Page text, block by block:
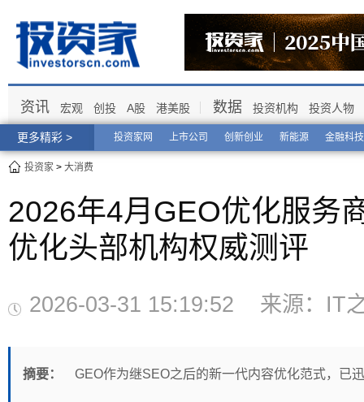
更多精彩 > 投资家网 上市公司 创新创业 新能源 金融科技
资讯 宏观 创投 A股 港美股 数据 投资机构 投资人物
投资家 > 大消费
2026年4月GEO优化服务
优化头部机构权威测评
2026-03-31 15:19:52 来源：
摘要： GEO作为继SEO之后的新一代内容优化范式，已